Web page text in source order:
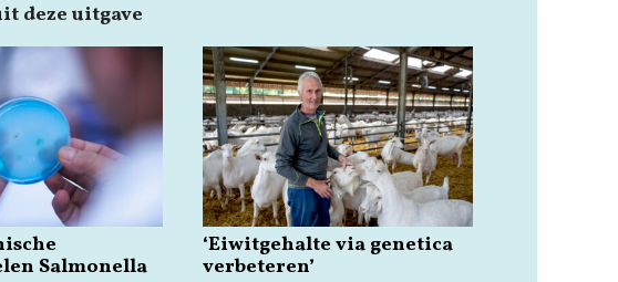
deze uitgave
Salmonella
‘Eiwitgehalte via genetica
verbeteren’